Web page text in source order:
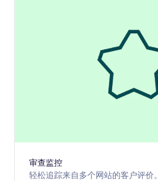
审查监控
轻松追踪来自多个网站的客户评价。